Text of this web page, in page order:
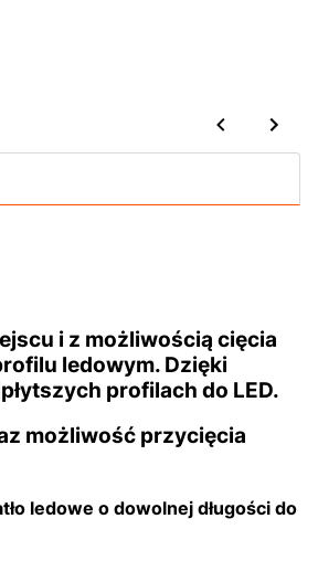
i z możliwością cięcia
ledowym. Dzięki
profilach do LED.
możliwość przycięcia
ledowe o dowolnej długości do